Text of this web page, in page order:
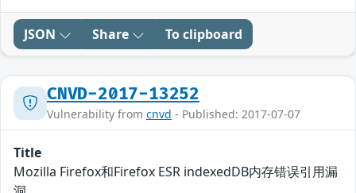
JSON Share To clipboard
CNVD-2017-13252
Vulnerability from cnvd - Published: 2017-07-07
Title
Mozilla Firefox和Firefox ESR indexedDB内存错误引用漏